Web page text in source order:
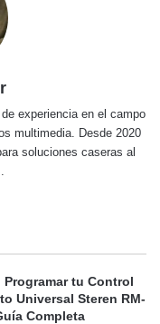
experiencia en el campo
multimedia. Desde 2020
soluciones caseras al
Programar tu Control
Universal Steren RM-
Completa